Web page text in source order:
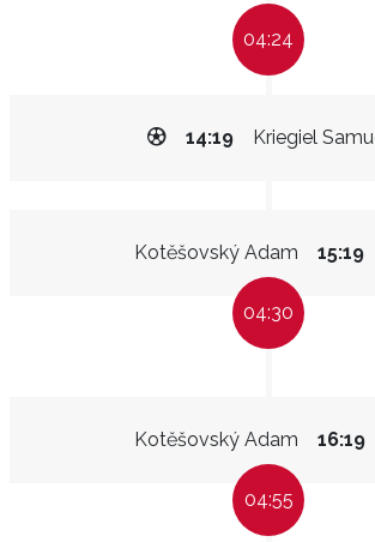
04:24
Kriegiel
14:19
Kotěšovský Adam 15:19
04:30
Kotěšovský Adam 16:19
04:55